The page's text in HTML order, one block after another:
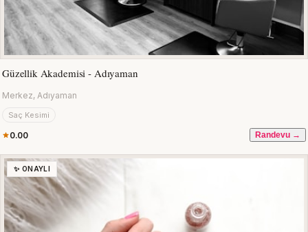
Güzellik Akademisi - Adıyaman
Merkez, Adıyaman
Saç Kesimi
0.00 Randevu →
✨ ONAYLI